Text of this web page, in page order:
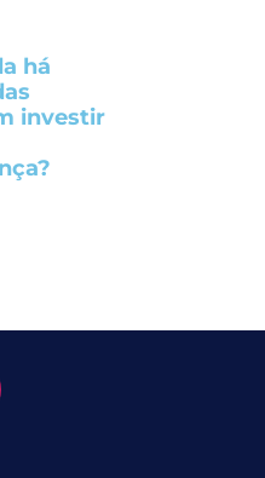
há
investir